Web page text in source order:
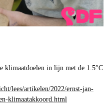
klimaatdoelen in lijn met de 1.5°C
lees/artikelen/2022/ernst-jan-
klimaatakkoord.html